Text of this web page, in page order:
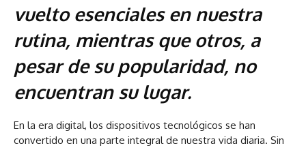
vuelto esenciales en nuestra
rutina, mientras que otros, a
pesar de su popularidad, no
encuentran su lugar.
En la era digital, los dispositivos tecnológicos se han
convertido en una parte integral de nuestra vida diaria. Sin